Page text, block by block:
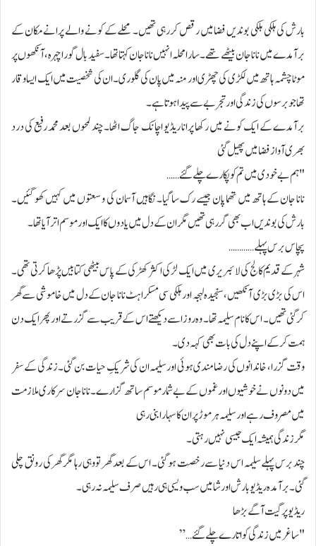
بارش کی ہلکی ہلکی بوندیں فضا میں رقص کر رہی تھیں۔ محلے کے کونے والے پرانے مکان کے
برآمدے میں نانا جان بیٹھے تھے۔ سارا محلہ انہیں نانا جان کہتا تھا۔ سفید بال گورا چہرہ، آنکھوں پر
موٹا چشمہ ہاتھ میں لکڑی کی چھڑی اور منہ میں پان کی گلوری۔ ان کی شخصیت میں ایک ایسا وقار
تھا جو برسوں کی زندگی اور تجربے سے پیدا ہوتا ہے۔
برآمدے کے ایک کونے میں رکھا پرانا ریڈیو اچانک جاگ اٹھا۔ چند لمحوں بعد محمد رفیع کی درد
بھری آواز فضا میں پھیل گئی
"ہم بے خودی میں تم کو پکارے چلے گئے……
نانا جان کے ہاتھ میں تھما پان جیسے رک سا گیا۔ نگاہیں آسمان کی وسعتوں میں کہیں کھو گئیں۔
بارش کی بوندیں اب بھی گر رہی تھیں مگر ان کے دل میں یادوں کا ایک اور موسم اتر آیا تھا۔
پچاس برس پہلے…………
شہر کے قدیم کالج کی لائبریری میں ایک لڑکی اکثر کھڑکی کے پاس بیٹھی کتابیں پڑھا کرتی تھی۔
اس کی بڑی بڑی آنکھیں، سنجیدہ لہجہ اور ہلکی سی مسکراہٹ نانا جان کے دل میں خاموشی سے گھر
کر گئی تھیں۔ اس کا نام سلیمہ تھا۔ وہ روز اسے دیکھتے اس کے قریب سے گزرتے اور پھر ایک دن
ہمت کرکے اپنے دل کی بات بھی کہہ دی۔
وقت گزرا، خاندانوں کی رضامندی ہوئی اور سلیمہ ان کی شریکِ حیات بن گئی۔ زندگی کے سفر
میں دونوں نے خوشیوں اور غموں کے بے شمار موسم ساتھ گزارے۔ نانا جان سرکاری ملازمت
میں مصروف رہے اور سلیمہ ہر موڑ پر ان کا سہارا بنی رہی
مگر زندگی ہمیشہ ایک جیسی نہیں رہتی۔
چند برس پہلے سلیمہ اس دنیا سے رخصت ہو گئی۔ اس کے بعد گھر تو وہی رہا مگر گھر کی رونق چلی
گئی۔ برآمدہ ریڈیو بارش اور شامیں سب ویسی ہی رہیں صرف سلیمہ نہ رہی۔
ریڈیو پر گیت آگے بڑھا
"ساغر میں زندگی کو اتارے چلے گئے…”